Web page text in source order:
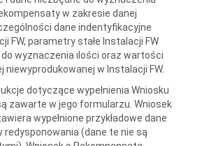
w zakresie danej
dane indentyfikacyjne
FW, parametry stałe Instalacji FW
do wyznaczenia ilości oraz wartości
niewyprodukowanej w Instalacji FW.
dotyczące wypełnienia Wniosku
zawarte w jego formularzu. Wniosek
wypełnione przykładowe dane
(dane te nie są